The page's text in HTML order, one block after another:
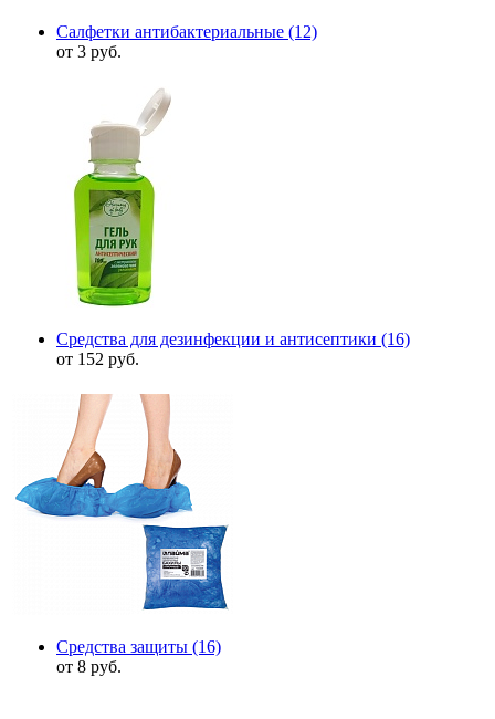
Салфетки антибактериальные (12)
от 3 руб.
Средства для дезинфекции и антисептики (16)
от 152 руб.
Средства защиты (16)
от 8 руб.